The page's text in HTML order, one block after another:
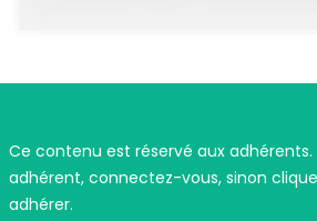
Ce contenu est réservé aux adhérents.
adhérent, connectez-vous, sinon
adhérer.